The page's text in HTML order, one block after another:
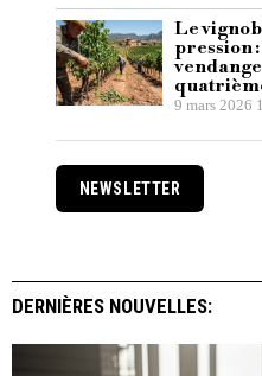
Le
pression
9 mars 2026
NEWSLETTER
DERNIÈRES NOUVELLES: